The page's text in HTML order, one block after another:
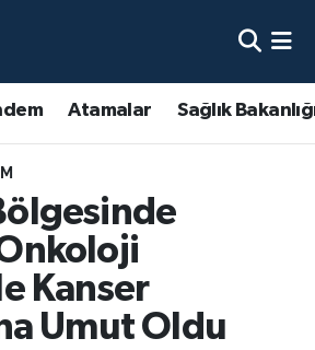
Atamalar Sağlık
Kanser
Umut Oldu
Durumu ve Fikstür